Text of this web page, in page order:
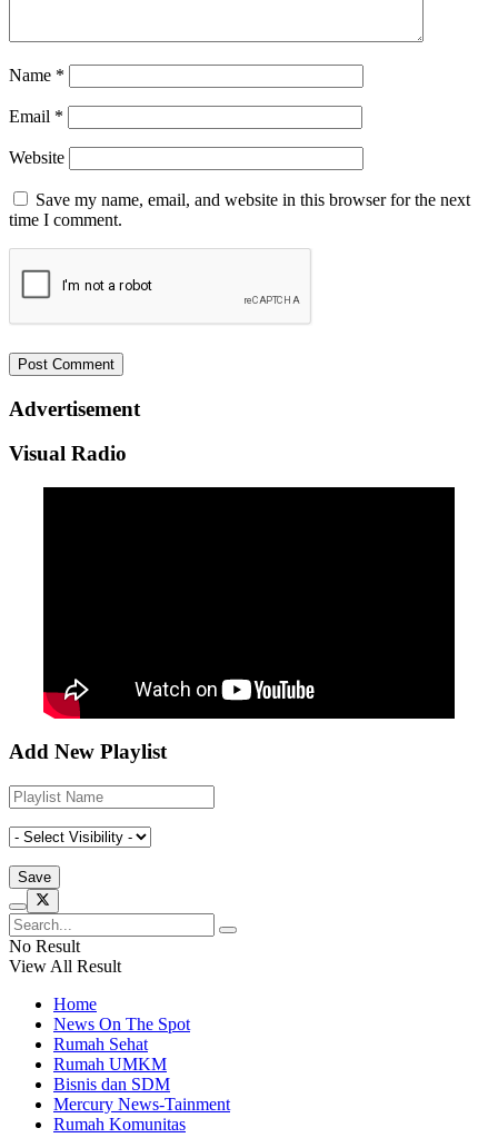
Name *
Email *
Website
Save my name, email, and website in this browser for the next
time I comment.
Advertisement
Visual Radio
Add New Playlist
No Result
View All Result
Home
News On The Spot
Rumah Sehat
Rumah UMKM
Bisnis dan SDM
Mercury News-Tainment
Rumah Komunitas